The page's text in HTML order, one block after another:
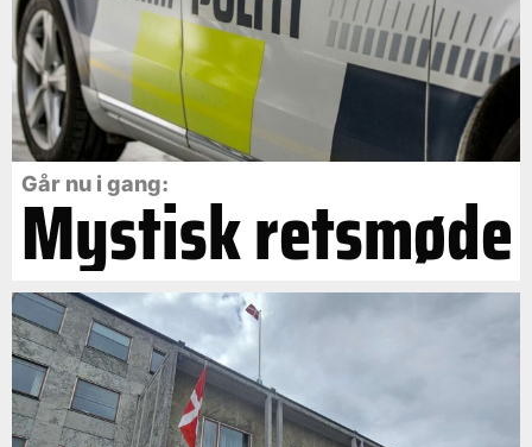
Går nu i gang:
Mystisk retsmøde